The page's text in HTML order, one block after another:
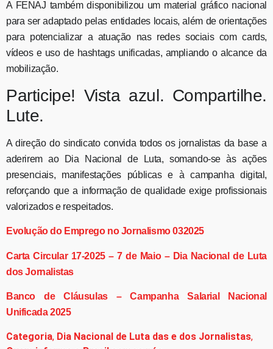
A FENAJ também disponibilizou um material gráfico nacional
para ser adaptado pelas entidades locais, além de orientações
para potencializar a atuação nas redes sociais com cards,
vídeos e uso de hashtags unificadas, ampliando o alcance da
mobilização.
Participe! Vista azul. Compartilhe.
Lute.
A direção do sindicato convida todos os jornalistas da base a
aderirem ao Dia Nacional de Luta, somando-se às ações
presenciais, manifestações públicas e à campanha digital,
reforçando que a informação de qualidade exige profissionais
valorizados e respeitados.
Evolução do Emprego no Jornalismo 032025
Carta Circular 17-2025 – 7 de Maio – Dia Nacional de Luta
dos Jornalistas
Banco de Cláusulas – Campanha Salarial Nacional
Unificada 2025
Categoria, Dia Nacional de Luta das e dos Jornalistas,